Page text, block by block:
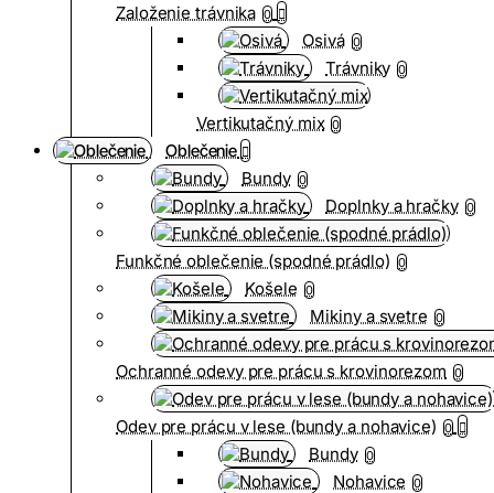
Založenie trávnika 0
Osivá 0
Trávniky 0
Vertikutačný mix 0
Oblečenie
Bundy 0
Doplnky a hračky 0
Funkčné oblečenie (spodné prádlo) 0
Košele 0
Mikiny a svetre 0
Ochranné odevy pre prácu s krovinorezom 0
Odev pre prácu v lese (bundy a nohavice) 0
Bundy 0
Nohavice 0